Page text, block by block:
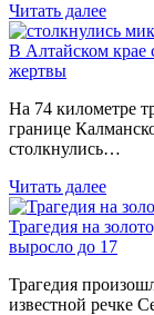
Читать далее
В Алтайском крае
жертвы
На 74 километре
границе
столкнулись…
Читать далее
Трагедия на
выросло до 17
Трагедия
известной речке